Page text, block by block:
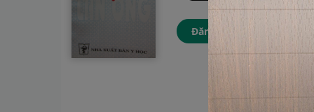
Đăng nhập để thêm Sách